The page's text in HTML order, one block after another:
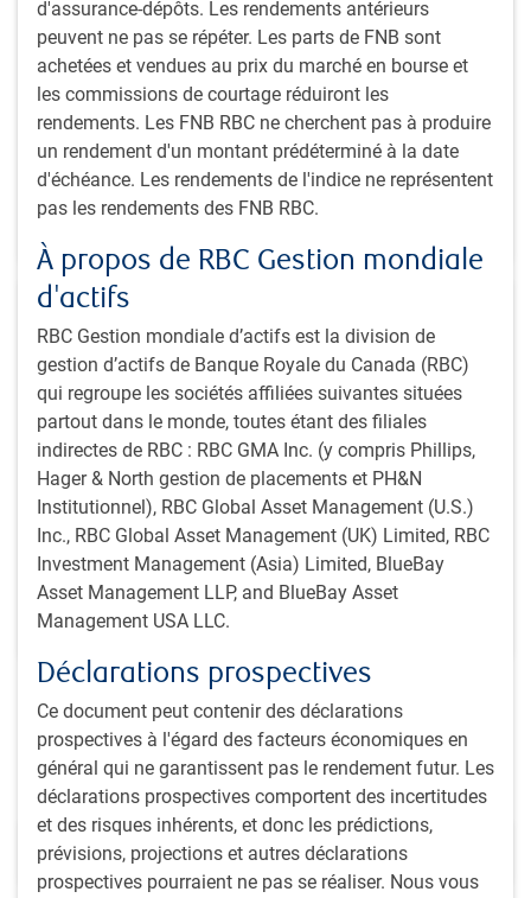
d'assurance-dépôts. Les rendements antérieurs
peuvent ne pas se répéter. Les parts de FNB sont
achetées et vendues au prix du marché en bourse et
les commissions de courtage réduiront les
rendements. Les FNB RBC ne cherchent pas à produire
un rendement d'un montant prédéterminé à la date
d'échéance. Les rendements de l'indice ne représentent
pas les rendements des FNB RBC.
À propos de RBC Gestion mondiale
d'actifs
RBC Gestion mondiale d’actifs est la division de
gestion d’actifs de Banque Royale du Canada (RBC)
qui regroupe les sociétés affiliées suivantes situées
partout dans le monde, toutes étant des filiales
indirectes de RBC : RBC GMA Inc. (y compris Phillips,
Hager & North gestion de placements et PH&N
Institutionnel), RBC Global Asset Management (U.S.)
Inc., RBC Global Asset Management (UK) Limited, RBC
Investment Management (Asia) Limited, BlueBay
Asset Management LLP, and BlueBay Asset
Management USA LLC.
Déclarations prospectives
Ce document peut contenir des déclarations
prospectives à l'égard des facteurs économiques en
général qui ne garantissent pas le rendement futur. Les
déclarations prospectives comportent des incertitudes
et des risques inhérents, et donc les prédictions,
prévisions, projections et autres déclarations
prospectives pourraient ne pas se réaliser. Nous vous
Marchés des changes
Le dollar américain s’est maintenu dans une
fourchette étroite de 4 % au cours des cinq premiers
mois de 2023, ce qui, selon nous, constituera une
pause dans la liquidation à long terme de la devise.
Marchés émergents
Les perspectives à court terme pour les actions des
marchés émergents seront dictées en grande partie par
l’inflation et les taux d’intérêt, l’évolution du dollar
américain et la croissance des bénéfices, qui devraient
tous être des facteurs favorables aux marchés
émergents.
Ressources
Regard sur les placements mondiaux